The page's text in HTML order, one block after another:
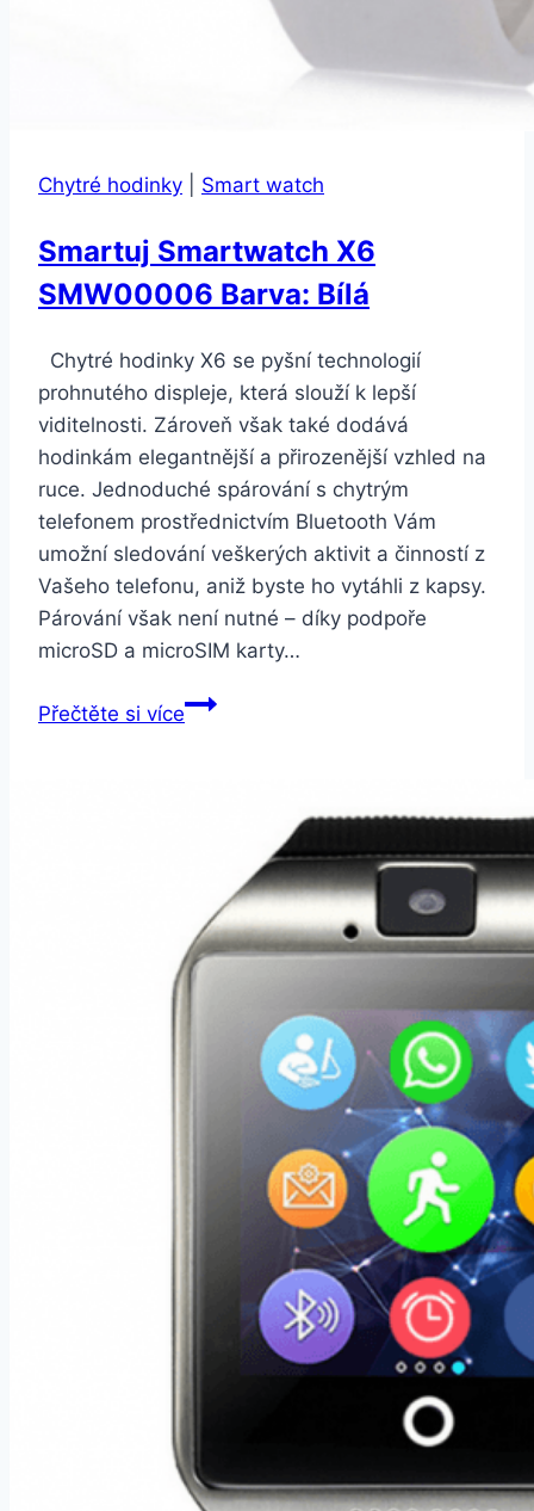
Chytré hodinky Smart watch
Smartuj Smartwatch X6
SMW00006 Barva: Bílá
Chytré hodinky X6 se pyšní technologií
prohnutého displeje, která slouží k lepší
viditelnosti. Zároveň však také dodává
hodinkám elegantnější a přirozenější vzhled na
ruce. Jednoduché spárování s chytrým
telefonem prostřednictvím Bluetooth Vám
umožní sledování veškerých aktivit a činností z
Vašeho telefonu, aniž byste ho vytáhli z kapsy.
Párování však není nutné – díky podpoře
microSD a microSIM karty…
Přečtěte si víceSmartuj